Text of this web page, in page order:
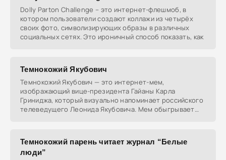
Dolly Parton Challenge – это интернет-флешмоб, в
котором пользователи создают коллажи из четырёх
своих фото, символизирующих образы в различных
социальных сетях. Это ироничный способ показать, как
Темнокожий Якубович
Темнокожий Якубович — это интернет-мем,
изображающий вице-президента Гайаны Карла
Гриниджа, который визуально напоминает российского
телеведущего Леонида Якубовича. Мем обыгрывает
Темнокожий парень читает журнал “Белые
люди”